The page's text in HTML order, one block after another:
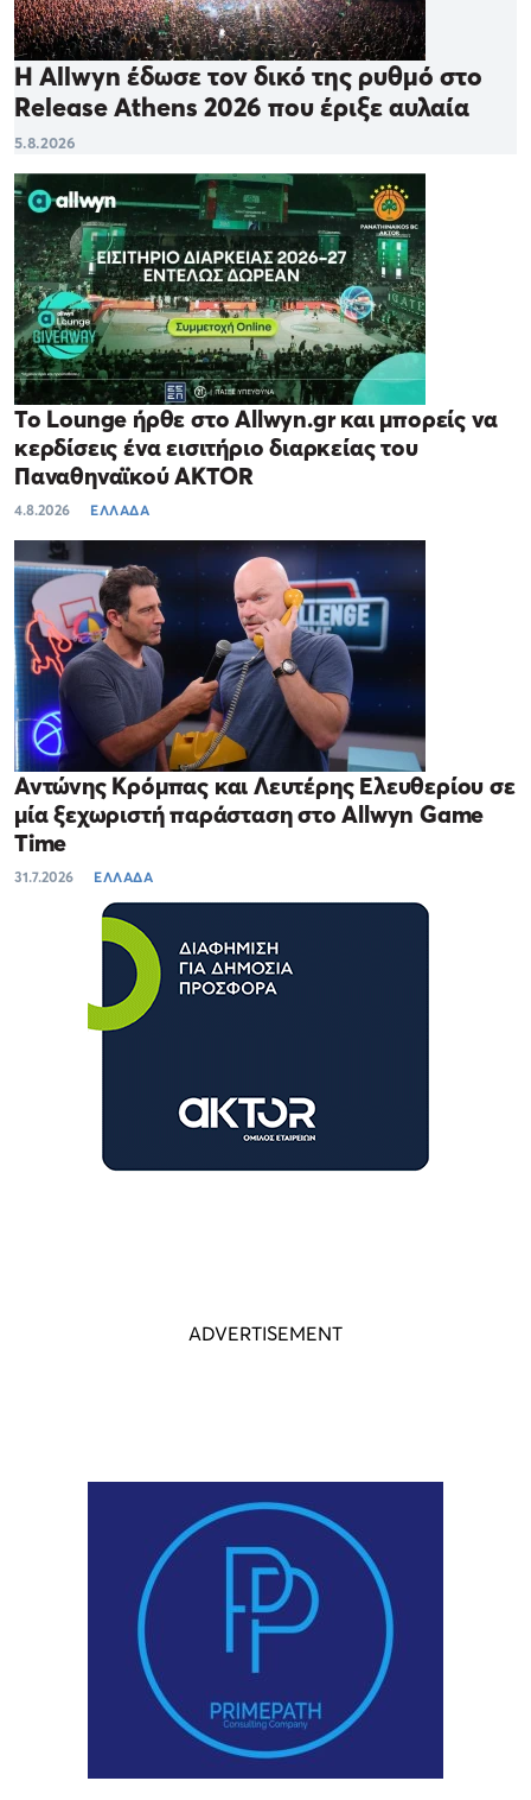
Η Allwyn έδωσε τον δικό της ρυθμό στο
Release Athens 2026 που έριξε αυλαία
5.8.2026
Το Lounge ήρθε στο Allwyn.gr και μπορείς να
κερδίσεις ένα εισιτήριο διαρκείας του
Παναθηναϊκού AKTOR
4.8.2026 ΕΛΛΑΔΑ
Αντώνης Κρόμπας και Λευτέρης Ελευθερίου σε
μία ξεχωριστή παράσταση στο Allwyn Game
Time
31.7.2026 ΕΛΛΑΔΑ